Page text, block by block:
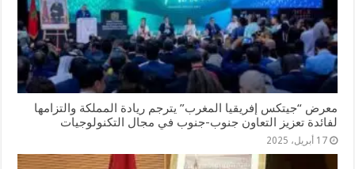
معرض “جيتكس إفريقيا المغرب” يترجم ريادة المملكة والتزامها
لفائدة تعزيز التعاون جنوب-جنوب في مجال التكنولوجيات
17 أبريل، 2025